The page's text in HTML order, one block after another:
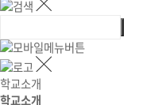
학교소개
학교소개